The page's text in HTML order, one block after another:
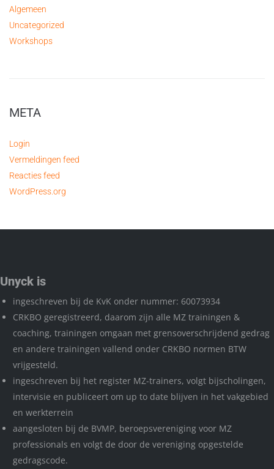
Algemeen
Uncategorized
Workshops
META
Login
Vermeldingen feed
Reacties feed
WordPress.org
Unyck is
ingeschreven bij de KvK onder nummer: 60073934
CRKBO geregistreerd, daarom zijn alle MZ trainingen &
coaching, trainingen omgaan met grensoverschrijdend gedrag
en andere trainingen vallend onder CRKBO normen BTW
vrijgesteld.
ingeschreven bij het register MZ-trainers, volgt bijscholingen,
intervisie en publiceert om up to date blijven in het vakgebied
en werkterrein
aangesloten bij de BVMP, beroepsvereniging voor MZ
professionals en volgt de door de vereniging opgestelde
gedragscode.